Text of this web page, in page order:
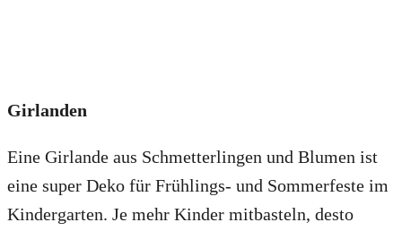
Girlanden
Eine Girlande aus Schmetterlingen und Blumen ist
eine super Deko für Frühlings- und Sommerfeste im
Kindergarten. Je mehr Kinder mitbasteln, desto